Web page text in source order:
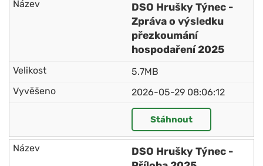
DSO Hrušky Týnec -
Zpráva o výsledku
přezkoumání
hospodaření 2025
5.7MB
2026-05-29 08:06:12
Stáhnout
DSO Hrušky Týnec -